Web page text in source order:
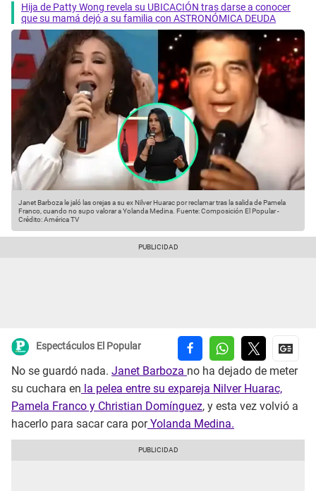
Hija de Patty Wong revela su UBICACIÓN tras darse a conocer
que su mamá dejó a su familia con ASTRONÓMICA DEUDA
Janet Barboza le jaló las orejas a su ex Nilver Huarac por reclamar tras la salida de Pamela
Franco, cuando no supo valorar a Yolanda Medina. Fuente: Composición El Popular-
Crédito: América TV
Espectáculos El Popular
No se guardó nada. Janet Barboza no ha dejado de meter
su cuchara en la pelea entre su expareja Nilver Huarac,
Pamela Franco y Christian Domínguez, y esta vez volvió a
hacerlo para sacar cara porYolanda Medina.